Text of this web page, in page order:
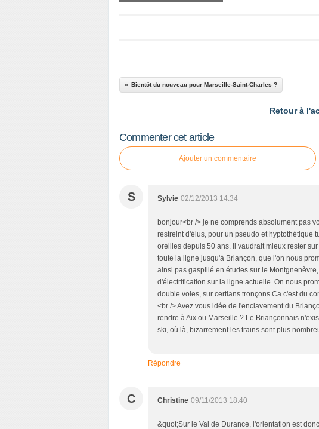
Bientôt du nouveau pour Marseille-Saint-Charles ?
Retour à
Commenter cet article
Ajouter un commentaire
S Sylvie 02/12/2013 14:34
bonjour<br /> je ne comprends absolument pas
restreint d'élus, pour un pseudo et hyptothétique
oreilles depuis 50 ans. Il vaudrait mieux rester
toute la ligne jusqu'à Briançon, que l'on nous
ainsi pas gaspillé en études sur le
d'électrification sur la ligne actuelle. On nous
double voies, sur certians tronçons.Ca c'est du
<br /> Avez vous idée de l'enclavement du
rendre à Aix ou Marseille ? Le Briançonnais
ski, où là, bizarrement les trains sont plus
Répondre
C Christine 09/11/2013 18:40
&quot;Sur le Val de Durance, l'orientation est